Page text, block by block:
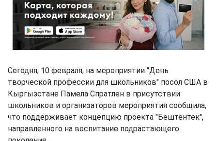
Сегодня, 10 февраля, на мероприятии "День
творческой профессии для школьников" посол США в
Кыргызстане Памела Спратлен в присутствии
школьников и организаторов мероприятия сообщила,
что поддерживает концепцию проекта "Бештентек",
направленного на воспитание подрастающего